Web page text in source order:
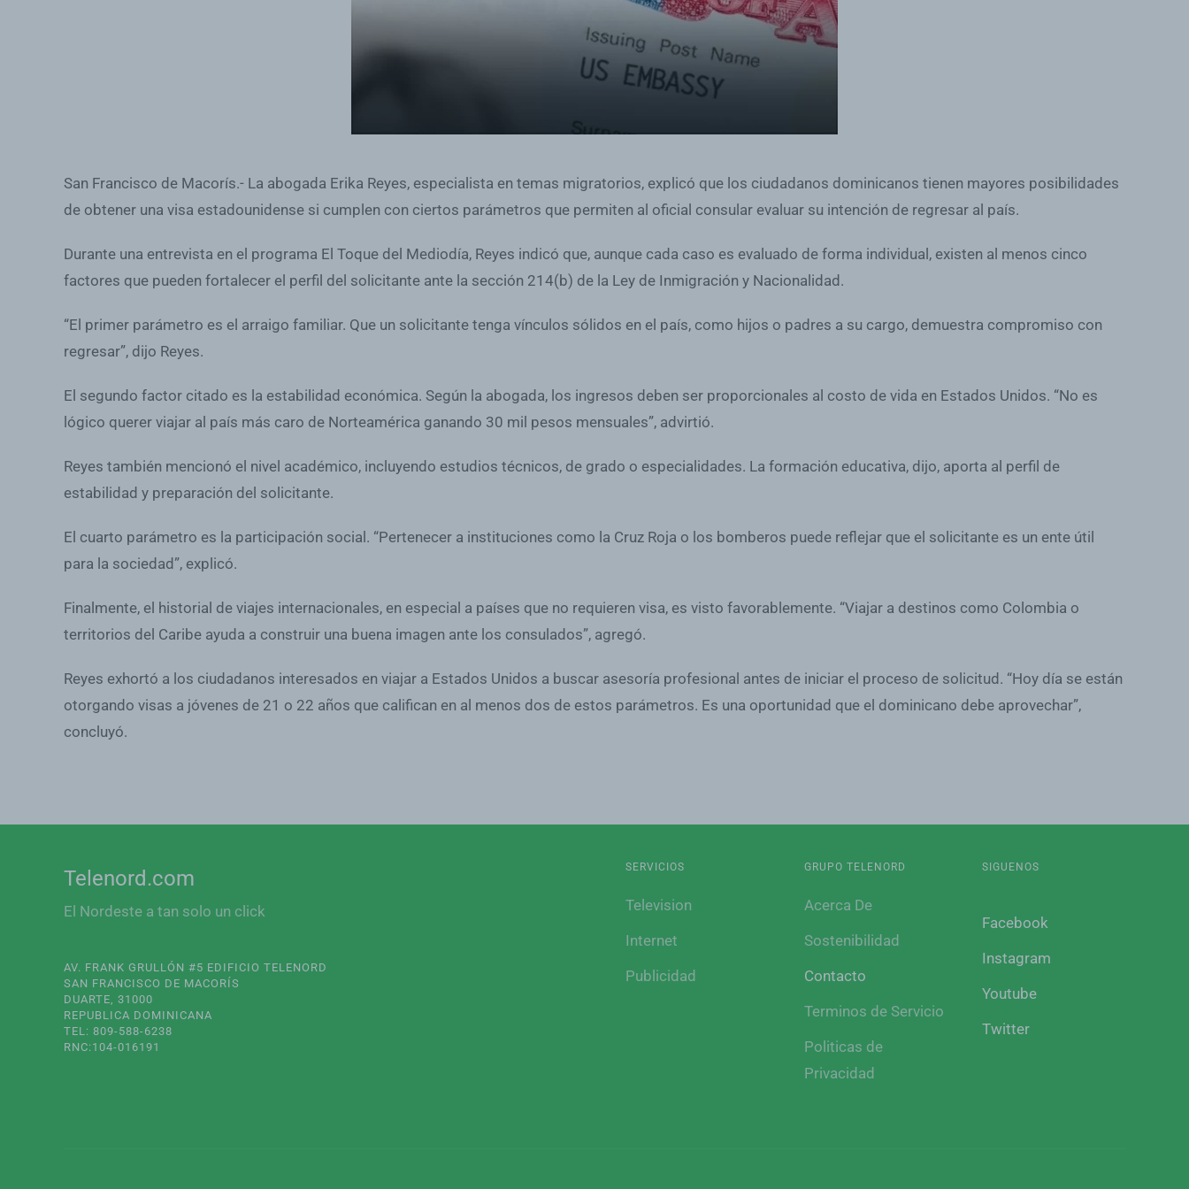
San Francisco de Macorís.- La abogada Erika Reyes, especialista en temas migratorios, explicó que los ciudadanos dominicanos tienen mayores posibilidades
de obtener una visa estadounidense si cumplen con ciertos parámetros que permiten al oficial consular evaluar su intención de regresar al país.
Durante una entrevista en el programa El Toque del Mediodía, Reyes indicó que, aunque cada caso es evaluado de forma individual, existen al menos cinco
factores que pueden fortalecer el perfil del solicitante ante la sección 214(b) de la Ley de Inmigración y Nacionalidad.
“El primer parámetro es el arraigo familiar. Que un solicitante tenga vínculos sólidos en el país, como hijos o padres a su cargo, demuestra compromiso con
regresar”, dijo Reyes.
El segundo factor citado es la estabilidad económica. Según la abogada, los ingresos deben ser proporcionales al costo de vida en Estados Unidos. “No es
lógico querer viajar al país más caro de Norteamérica ganando 30 mil pesos mensuales”, advirtió.
Reyes también mencionó el nivel académico, incluyendo estudios técnicos, de grado o especialidades. La formación educativa, dijo, aporta al perfil de
estabilidad y preparación del solicitante.
El cuarto parámetro es la participación social. “Pertenecer a instituciones como la Cruz Roja o los bomberos puede reflejar que el solicitante es un ente útil
para la sociedad”, explicó.
Finalmente, el historial de viajes internacionales, en especial a países que no requieren visa, es visto favorablemente. “Viajar a destinos como Colombia o
territorios del Caribe ayuda a construir una buena imagen ante los consulados”, agregó.
Reyes exhortó a los ciudadanos interesados en viajar a Estados Unidos a buscar asesoría profesional antes de iniciar el proceso de solicitud. “Hoy día se están
otorgando visas a jóvenes de 21 o 22 años que califican en al menos dos de estos parámetros. Es una oportunidad que el dominicano debe aprovechar”,
concluyó.
Telenord.com
El Nordeste a tan solo un click
AV. FRANK GRULLÓN #5 EDIFICIO TELENORD
SAN FRANCISCO DE MACORÍS
DUARTE, 31000
REPUBLICA DOMINICANA
TEL: 809-588-6238
RNC:104-016191
SERVICIOS
Television
Internet
Publicidad
GRUPO TELENORD
Acerca De
Sostenibilidad
Contacto
Terminos de Servicio
Politicas de
Privacidad
SIGUENOS
Facebook
Instagram
Youtube
Twitter